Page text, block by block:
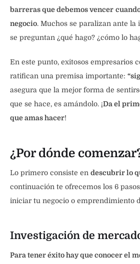
barreras que debemos vencer
negocio. Muchos se paralizan ante la
se preguntan ¿qué hago? ¿cómo lo
En este punto, exitosos empresarios
ratifican una premisa importante:
asegura que la mejor forma de
que se hace, es amándolo. ¡Da el
que amas hacer!
¿Por dónde
Lo primero consiste en descubrir lo
continuación te ofrecemos los 6
iniciar tu negocio o emprendimiento
Investigación de
Para tener éxito hay que conocer el